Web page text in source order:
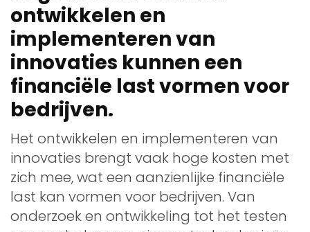
ontwikkelen en
implementeren van
innovaties kunnen een
financiële last vormen voor
bedrijven.
Het ontwikkelen en implementeren van
innovaties brengt vaak hoge kosten met
zich mee, wat een aanzienlijke financiële
last kan vormen voor bedrijven. Van
onderzoek en ontwikkeling tot het testen